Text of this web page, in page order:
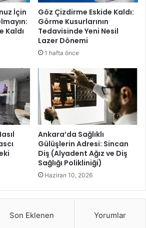
İçin
Kaldı
Göz Çizdirme Eskide Kaldı:
Görme Kusurlarının
Tedavisinde Yeni Nesil
Lazer Dönemi
1 hafta önce
Ankara’da Sağlıklı
Gülüşlerin Adresi: Sincan
Diş (Alyadent Ağız ve Diş
Sağlığı Polikliniği)
Haziran 10, 2026
Son Eklenen Yorumlar